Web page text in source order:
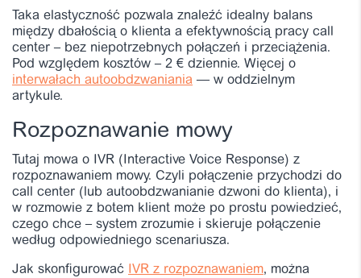
Taka elastyczność pozwala znaleźć idealny balans
między dbałością o klienta a efektywnością pracy call
center – bez niepotrzebnych połączeń i przeciążenia.
Pod względem kosztów – 2 € dziennie. Więcej o
interwałach autoobdzwaniania — w oddzielnym
artykule.
Rozpoznawanie mowy
Tutaj mowa o IVR (Interactive Voice Response) z
rozpoznawaniem mowy. Czyli połączenie przychodzi do
call center (lub autoobdzwanianie dzwoni do klienta), i
w rozmowie z botem klient może po prostu powiedzieć,
czego chce – system zrozumie i skieruje połączenie
według odpowiedniego scenariusza.
Jak skonfigurować IVR z rozpoznawaniem, można